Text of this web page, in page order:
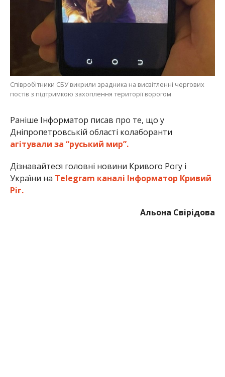
Співробітники СБУ викрили зрадника на висвітленні чергових
постів з підтримкою захоплення території ворогом
Раніше Інформатор писав про те, що у
Дніпропетровській області колаборанти
агітували за “руський мир”.
Дізнавайтеся головні новини Кривого Рогу і
України на Telegram каналі Інформатор Кривий
Ріг.
Альона Свірідова